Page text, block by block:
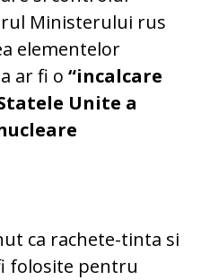
Ministerului rus
elementelor
ar fi o “incalcare
Unite a
ca rachete-tinta si
folosite pentru